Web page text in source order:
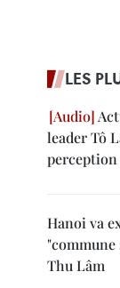
LES
leader Tô
Hanoi va
Thu Lâm